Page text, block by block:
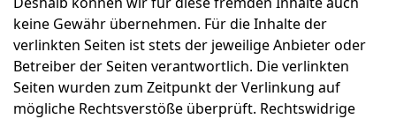
keine Gewähr übernehmen. Für die Inhalte der
verlinkten Seiten ist stets der jeweilige Anbieter oder
Betreiber der Seiten verantwortlich. Die verlinkten
Seiten wurden zum Zeitpunkt der Verlinkung auf
mögliche Rechtsverstöße überprüft. Rechtswidrige